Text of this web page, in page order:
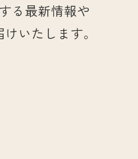
る最新情報や
いたします。